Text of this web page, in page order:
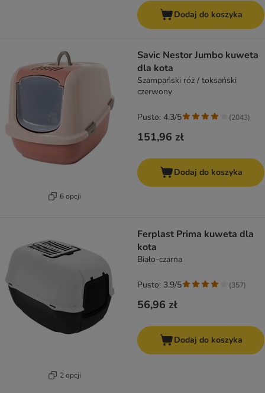
Dodaj do koszyka
6 opcji
Savic Nestor Jumbo kuweta
dla kota
Szampański róż / toksański
czerwony
151,96 zł
Pusto: 4.3/5 (2043)
Dodaj do koszyka
2 opcji
Ferplast Prima kuweta dla
kota
Biało-czarna
56,96 zł
Pusto: 3.9/5 (357)
Dodaj do koszyka